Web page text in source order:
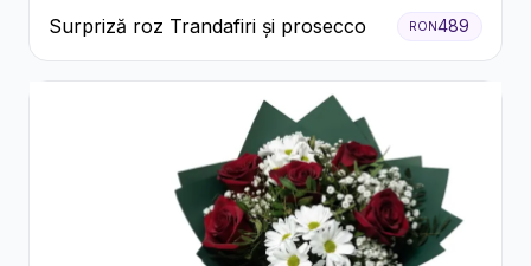
Surpriză roz Trandafiri și prosecco RON489